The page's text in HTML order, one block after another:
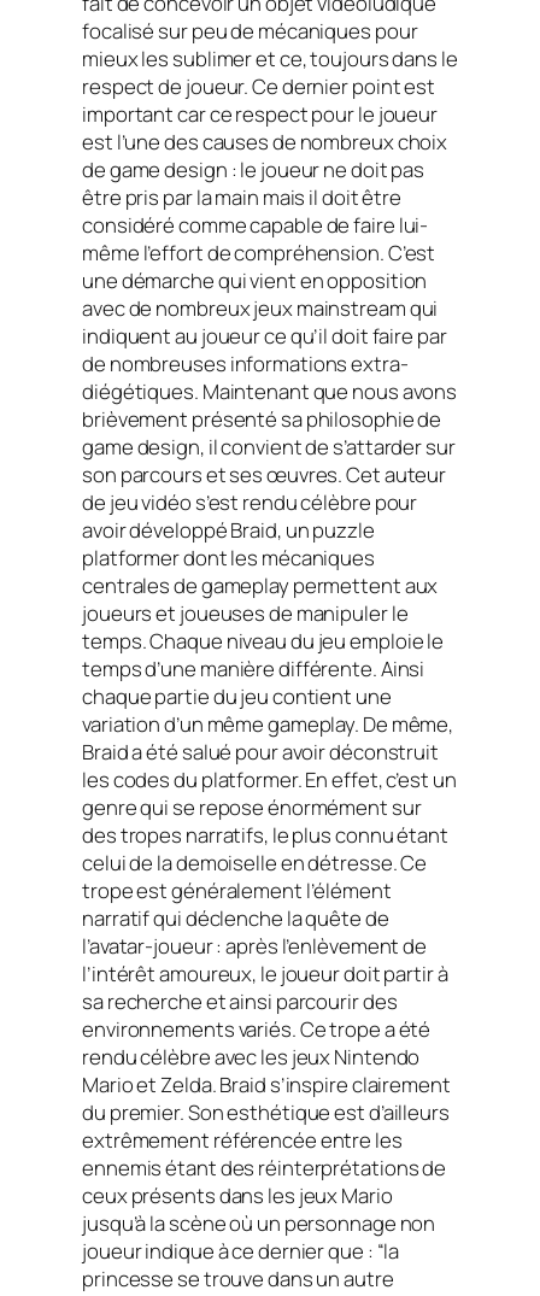
focalisé sur peu de mécaniques pour
mieux les sublimer et ce, toujours dans le
respect de joueur. Ce dernier point est
important car ce respect pour le joueur
est l’une des causes de nombreux choix
de game design : le joueur ne doit pas
être pris par la main mais il doit être
considéré comme capable de faire lui-
même l’effort de compréhension. C’est
une démarche qui vient en opposition
avec de nombreux jeux mainstream qui
indiquent au joueur ce qu’il doit faire par
de nombreuses informations extra-
diégétiques. Maintenant que nous avons
brièvement présenté sa philosophie de
game design, il convient de s’attarder sur
son parcours et ses œuvres. Cet auteur
de jeu vidéo s’est rendu célèbre pour
avoir développé Braid, un puzzle
platformer dont les mécaniques
centrales de gameplay permettent aux
joueurs et joueuses de manipuler le
temps. Chaque niveau du jeu emploie le
temps d’une manière différente. Ainsi
chaque partie du jeu contient une
variation d’un même gameplay. De même,
Braid a été salué pour avoir déconstruit
les codes du platformer. En effet, c’est un
genre qui se repose énormément sur
des tropes narratifs, le plus connu étant
celui de la demoiselle en détresse. Ce
trope est généralement l’élément
narratif qui déclenche la quête de
l’avatar-joueur : après l’enlèvement de
l’intérêt amoureux, le joueur doit partir à
sa recherche et ainsi parcourir des
environnements variés. Ce trope a été
rendu célèbre avec les jeux Nintendo
Mario et Zelda. Braid s’inspire clairement
du premier. Son esthétique est d’ailleurs
extrêmement référencée entre les
ennemis étant des réinterprétations de
ceux présents dans les jeux Mario
jusqu’à la scène où un personnage non
joueur indique à ce dernier que : “la
princesse se trouve dans un autre